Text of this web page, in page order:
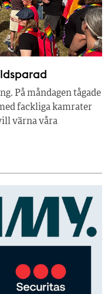
På måndagen tågade
fackliga kamrater
värna våra